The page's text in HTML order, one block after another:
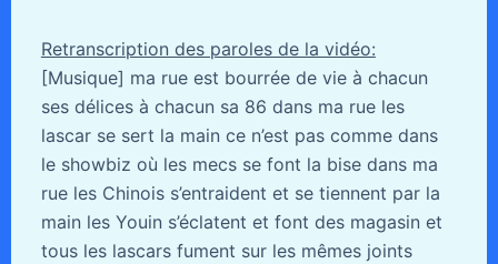
Retranscription des paroles de la vidéo:
[Musique] ma rue est bourrée de vie à chacun
ses délices à chacun sa 86 dans ma rue les
lascar se sert la main ce n’est pas comme dans
le showbiz où les mecs se font la bise dans ma
rue les Chinois s’entraident et se tiennent par la
main les Youin s’éclatent et font des magasin et
tous les lascars fument sur les mêmes joints